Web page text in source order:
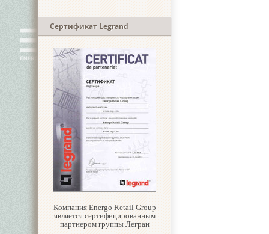
Сертификат Legrand
Компания Energo Retail Group
является сертифицированным
партнером группы Легран